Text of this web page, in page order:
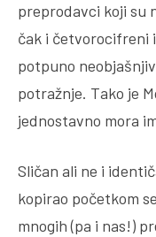
preprodavci koji su
čak i četvorocifreni
potpuno
potražnje. Tako je
jednostavno mora
Sličan ali ne i
kopirao početkom
mnogih (pa i nas!)